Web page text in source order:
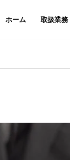
ホーム 取扱業務